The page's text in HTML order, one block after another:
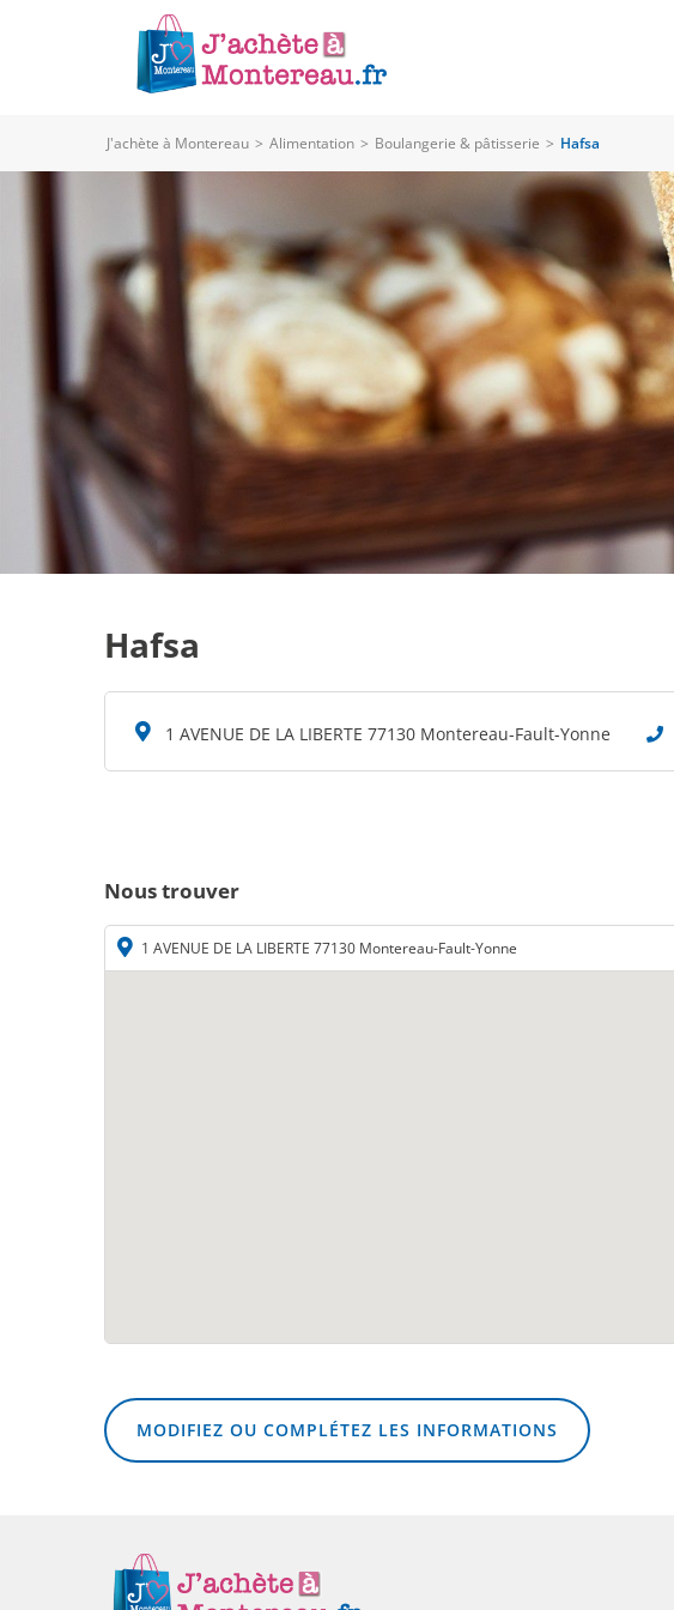
J'achète à Montereau > Alimentation > Boulangerie & pâtisserie > Hafsa
Hafsa
1 AVENUE DE LA LIBERTE 77130 Montereau-Fault-Yonne
Nous trouver
1 AVENUE DE LA LIBERTE 77130 Montereau-Fault-Yonne
MODIFIEZ OU COMPLÉTEZ LES INFORMATIONS